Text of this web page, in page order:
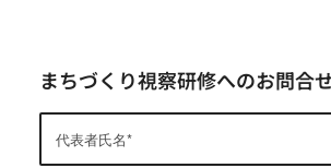
まちづくり視察研修へのお問合